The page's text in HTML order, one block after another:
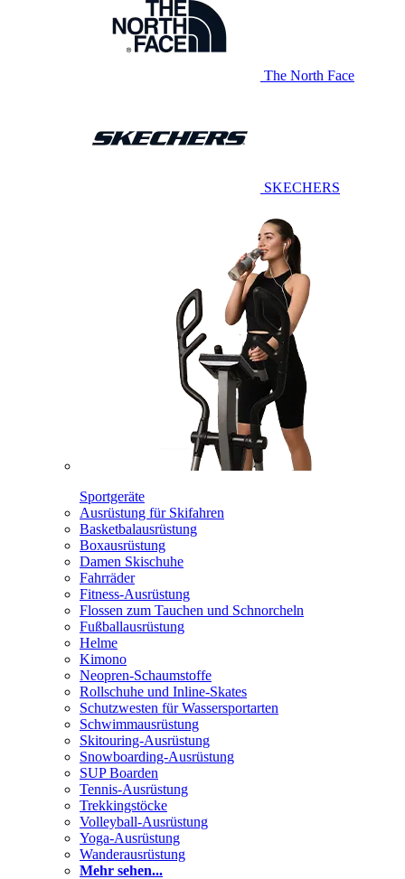
The North Face
SKECHERS
Sportgeräte
Ausrüstung für Skifahren
Basketbalausrüstung
Boxausrüstung
Damen Skischuhe
Fahrräder
Fitness-Ausrüstung
Flossen zum Tauchen und Schnorcheln
Fußballausrüstung
Helme
Kimono
Neopren-Schaumstoffe
Rollschuhe und Inline-Skates
Schutzwesten für Wassersportarten
Schwimmausrüstung
Skitouring-Ausrüstung
Snowboarding-Ausrüstung
SUP Boarden
Tennis-Ausrüstung
Trekkingstöcke
Volleyball-Ausrüstung
Yoga-Ausrüstung
Wanderausrüstung
Mehr sehen...